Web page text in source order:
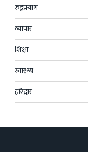
रुद्रप्रयाग
व्यापार
शिक्षा
स्वास्थ्य
हरिद्वार